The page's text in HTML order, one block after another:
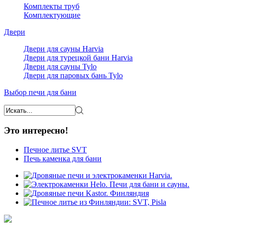
Комплекты труб
Комплектующие
Двери
Двери для сауны Harvia
Двери для турецкой бани Harvia
Двери для сауны Tylo
Двери для паровых бань Tylo
Выбор печи для бани
Это интересно!
Печное литье SVT
Печь каменка для бани